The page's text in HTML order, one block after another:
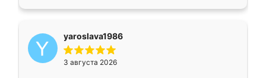
yaroslava1986
3 августа 2026